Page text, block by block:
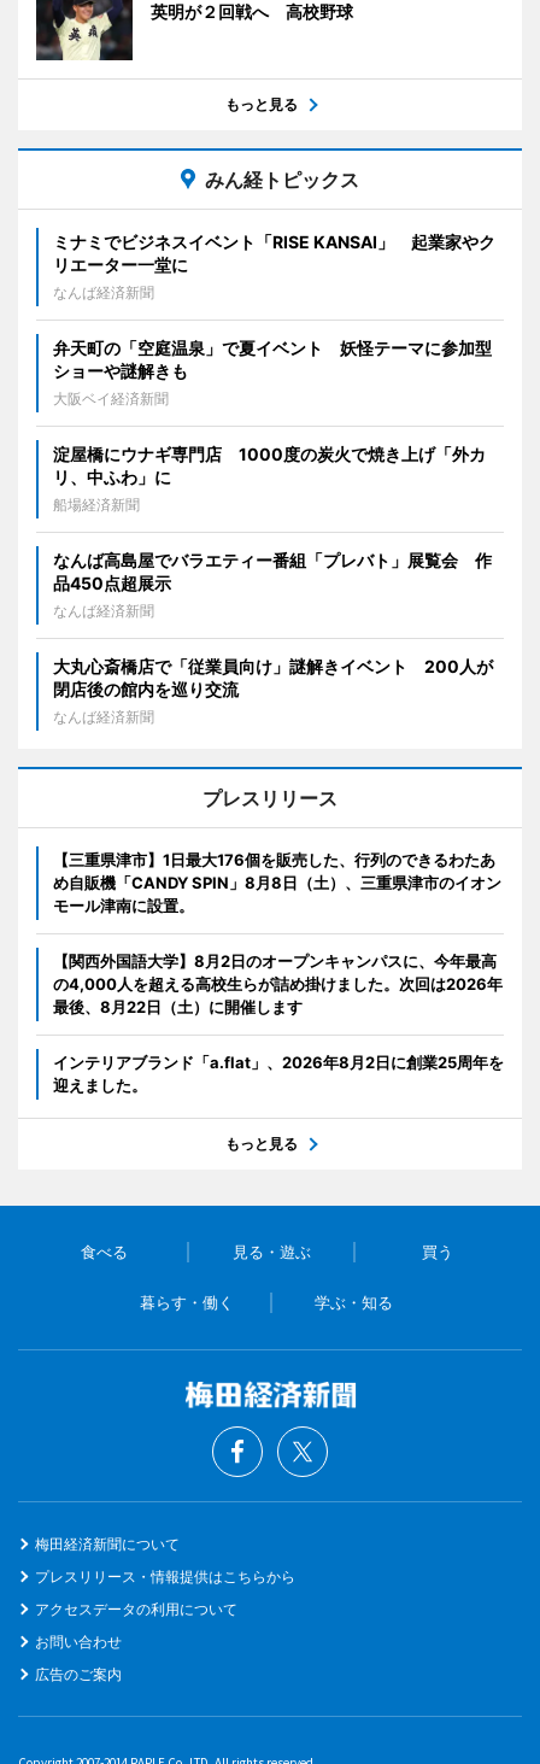
英明が２回戦へ 高校野球
もっと見る
みん経トピックス
ミナミでビジネスイベント「RISE KANSAI」 起業家やク
リエーター一堂に
なんば経済新聞
弁天町の「空庭温泉」で夏イベント 妖怪テーマに参加型
ショーや謎解きも
大阪ベイ経済新聞
淀屋橋にウナギ専門店 1000度の炭火で焼き上げ「外カ
リ、中ふわ」に
船場経済新聞
なんば高島屋でバラエティー番組「プレバト」展覧会 作
品450点超展示
なんば経済新聞
大丸心斎橋店で「従業員向け」謎解きイベント 200人が
閉店後の館内を巡り交流
なんば経済新聞
プレスリリース
【三重県津市】1日最大176個を販売した、行列のできるわたあ
め自販機「CANDY SPIN」8月8日（土）、三重県津市のイオン
モール津南に設置。
【関西外国語大学】8月2日のオープンキャンパスに、今年最高
の4,000人を超える高校生らが詰め掛けました。次回は2026年
最後、8月22日（土）に開催します
インテリアブランド「a.flat」、2026年8月2日に創業25周年を
迎えました。
もっと見る
食べる 見る・遊ぶ 買う
暮らす・働く 学ぶ・知る
梅田経済新聞について
プレスリリース・情報提供はこちらから
アクセスデータの利用について
お問い合わせ
広告のご案内